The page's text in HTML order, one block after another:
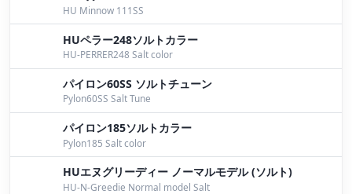
HU Minnow 111SS
HUペラー248ソルトカラー
HU-PERRER248 Salt color
パイロン60SS ソルトチューン
Pylon60SS Salt Tune
パイロン185ソルトカラー
Pylon185 Salt color
HUエヌグリーディー ノーマルモデル (ソルト)
HU-N-Greedie Normal model Salt